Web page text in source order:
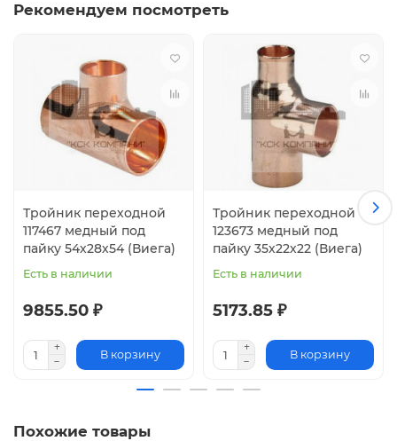
Рекомендуем посмотреть
Тройник переходной
117467 медный под
пайку 54х28х54 (Виега)
Есть в наличии
9855.50 ₽
В корзину
Тройник переходной
123673 медный под
пайку 35х22х22 (Виега)
Есть в наличии
5173.85 ₽
В корзину
Похожие товары